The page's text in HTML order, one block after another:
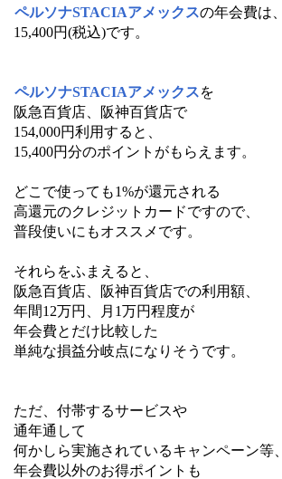
ペルソナSTACIAアメックスの年会費は、
15,400円(税込)です。
ペルソナSTACIAアメックスを
阪急百貨店、阪神百貨店で
154,000円利用すると、
15,400円分のポイントがもらえます。
どこで使っても1%が還元される
高還元のクレジットカードですので、
普段使いにもオススメです。
それらをふまえると、
阪急百貨店、阪神百貨店での利用額、
年間12万円、月1万円程度が
年会費とだけ比較した
単純な損益分岐点になりそうです。
ただ、付帯するサービスや
通年通して
何かしら実施されているキャンペーン等、
年会費以外のお得ポイントも